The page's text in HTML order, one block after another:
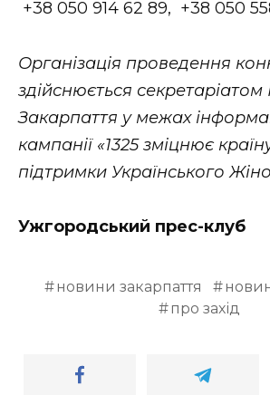
+38 050 914 62 89, +38 050
Організація проведення
здійснюється секретаріатом
Закарпаття у межах
кампанії «1325 зміцнює
підтримки Українського
Ужгородський прес-клуб
новини закарпаття
про захід